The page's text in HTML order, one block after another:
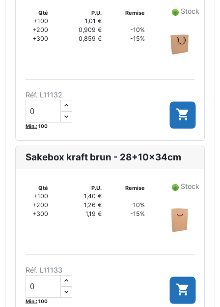
Qté P.U. Remise
+100
1,01 €
+200
0,909 €
-10%
+300
0,859 € -15%
Stock
Réf. L11132
Min.:100

Sakebox kraft brun - 28+10x34cm
Qté P.U. Remise
+100
1,40 €
+200
1,26 €
-10%
+300
1,19 € -15%
Stock
Réf. L11133
Min.:100
